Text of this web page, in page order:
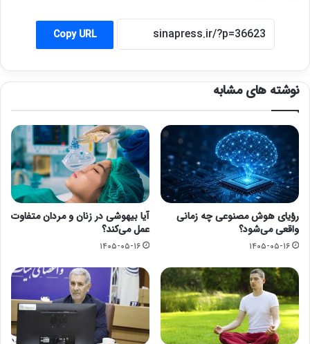
Copy URL
نوشته های مشابه
رؤیای هوش مصنوعی چه زمانی
واقعی می‌شود؟
۱۴۰۵-۰۵-۱۶
آیا بیهوشی در زنان و مردان متفاوت
عمل می‌کند؟
۱۴۰۵-۰۵-۱۶